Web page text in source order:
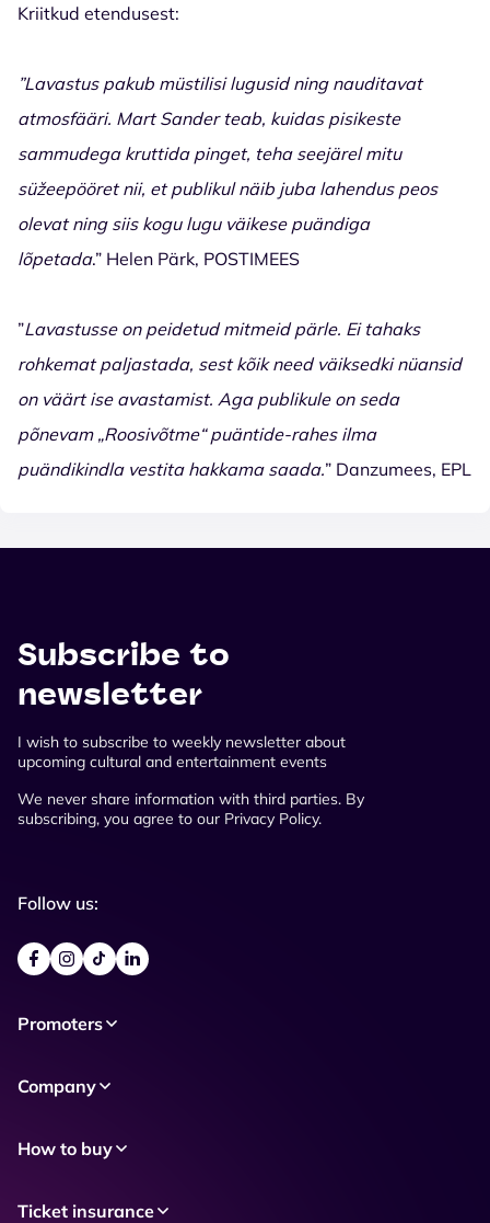
Kriitkud etendusest:
”Lavastus pakub müstilisi lugusid ning nauditavat
atmosfääri. Mart Sander teab, kuidas pisikeste
sammudega kruttida pinget, teha seejärel mitu
süžeepööret nii, et publikul näib juba lahendus peos
olevat ning siis kogu lugu väikese puändiga
lõpetada.” Helen Pärk, POSTIMEES
”Lavastusse on peidetud mitmeid pärle. Ei tahaks
rohkemat paljastada, sest kõik need väiksedki nüansid
on väärt ise avastamist. Aga publikule on seda
põnevam „Roosivõtme“ puäntide-rahes ilma
puändikindla vestita hakkama saada.” Danzumees, EPL
Subscribe to
newsletter
I wish to subscribe to weekly newsletter about
upcoming cultural and entertainment events
We never share information with third parties. By
subscribing, you agree to our Privacy Policy.
Follow us:
Promoters
Company
How to buy
Ticket insurance